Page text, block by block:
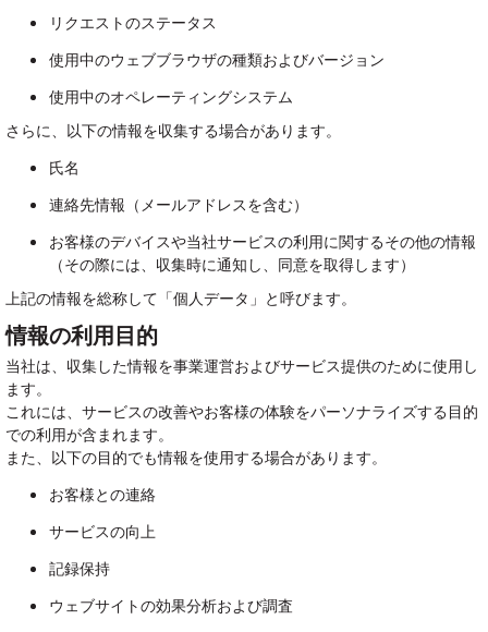
リクエストのステータス
使用中のウェブブラウザの種類およびバージョン
使用中のオペレーティングシステム
さらに、以下の情報を収集する場合があります。
氏名
連絡先情報（メールアドレスを含む）
お客様のデバイスや当社サービスの利用に関するその他の情報
（その際には、収集時に通知し、同意を取得します）
上記の情報を総称して「個人データ」と呼びます。
情報の利用目的
当社は、収集した情報を事業運営およびサービス提供のために使用し
ます。
これには、サービスの改善やお客様の体験をパーソナライズする目的
での利用が含まれます。
また、以下の目的でも情報を使用する場合があります。
お客様との連絡
サービスの向上
記録保持
ウェブサイトの効果分析および調査